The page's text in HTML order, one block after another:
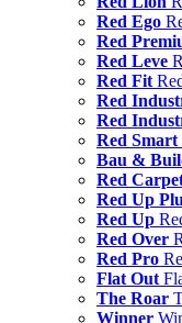
Red Ego
Red
Red Leve
Red Fit
Red
Red
Red Smart
Bau &
Red
Red Up
Red Up
Red Over
Red Pro
Flat Out
The Roar
Winner